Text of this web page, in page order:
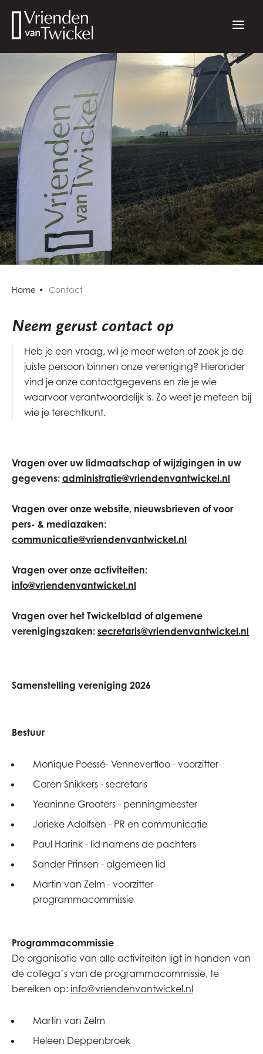
Home Contact
Neem gerust contact op
Heb je een vraag, wil je meer weten of zoek je de
juiste persoon binnen onze vereniging? Hieronder
vind je onze contactgegevens en zie je wie
waarvoor verantwoordelijk is. Zo weet je meteen bij
wie je terechtkunt.
Vragen over uw lidmaatschap of wijzigingen in uw
gegevens: administratie@vriendenvantwickel.nl
Vragen over onze website, nieuwsbrieven of voor
pers- & mediazaken:
communicatie@vriendenvantwickel.nl
Vragen over onze activiteiten:
info@vriendenvantwickel.nl
Vragen over het Twickelblad of algemene
verenigingszaken: secretaris@vriendenvantwickel.nl
Samenstelling vereniging 2026
Bestuur
Monique Poessé- Vennevertloo - voorzitter
Caren Snikkers - secretaris
Yeaninne Grooters - penningmeester
Jorieke Adolfsen - PR en communicatie
Paul Harink - lid namens de pachters
Sander Prinsen - algemeen lid
Martin van Zelm - voorzitter
programmacommissie
Programmacommissie
De organisatie van alle activiteiten ligt in handen van
de collega’s van de programmacommissie, te
bereiken op: info@vriendenvantwickel.nl
Martin van Zelm
Heleen Deppenbroek